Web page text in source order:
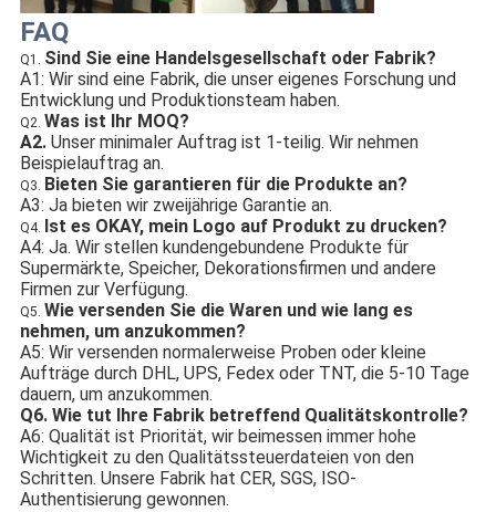
FAQ
Q1. Sind Sie eine Handelsgesellschaft oder Fabrik?
A1: Wir sind eine Fabrik, die unser eigenes Forschung und
Entwicklung und Produktionsteam haben.
Q2. Was ist Ihr MOQ?
A2. Unser minimaler Auftrag ist 1-teilig. Wir nehmen
Beispielauftrag an.
Q3. Bieten Sie garantieren für die Produkte an?
A3: Ja bieten wir zweijährige Garantie an.
Q4.
Ist es OKAY, mein Logo auf Produkt zu drucken?
A4: Ja. Wir stellen kundengebundene Produkte für
Supermärkte, Speicher, Dekorationsfirmen und andere
Firmen zur Verfügung.
Q5. Wie versenden Sie die Waren und wie lang es
nehmen, um anzukommen?
A5: Wir versenden normalerweise Proben oder kleine
Aufträge durch DHL, UPS, Fedex oder TNT, die 5-10 Tage
dauern, um anzukommen.
Q6. Wie tut Ihre Fabrik betreffend Qualitätskontrolle?
A6: Qualität ist Priorität, wir beimessen immer hohe
Wichtigkeit zu den Qualitätssteuerdateien von den
Schritten. Unsere Fabrik hat CER, SGS, ISO-
Authentisierung gewonnen.